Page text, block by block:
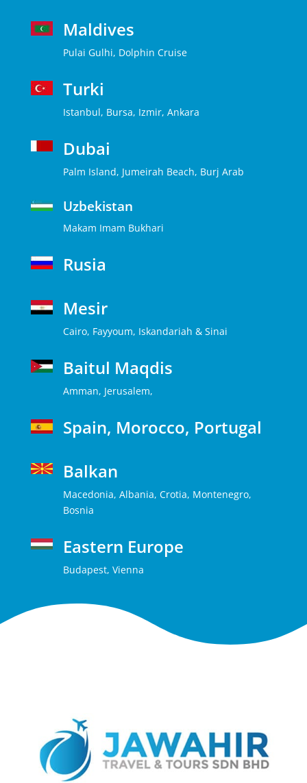
Maldives
Pulai Gulhi, Dolphin Cruise
Turki
Istanbul, Bursa, Izmir, Ankara
Dubai
Palm Island, Jumeirah Beach, Burj Arab
Uzbekistan
Makam Imam Bukhari
Rusia
Mesir
Cairo, Fayyoum, Iskandariah & Sinai
Baitul Maqdis
Amman, Jerusalem,
Spain, Morocco, Portugal
Balkan
Macedonia, Albania, Crotia, Montenegro,
Bosnia
Eastern Europe
Budapest, Vienna